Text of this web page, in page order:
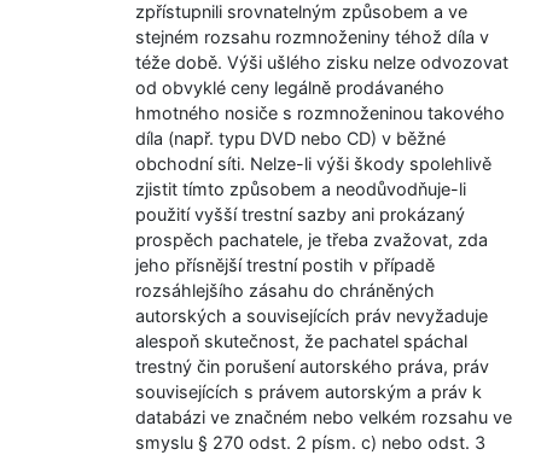
zpřístupnili srovnatelným způsobem a ve
stejném rozsahu rozmnoženiny téhož díla v
téže době. Výši ušlého zisku nelze odvozovat
od obvyklé ceny legálně prodávaného
hmotného nosiče s rozmnoženinou takového
díla (např. typu DVD nebo CD) v běžné
obchodní síti. Nelze-li výši škody spolehlivě
zjistit tímto způsobem a neodůvodňuje-li
použití vyšší trestní sazby ani prokázaný
prospěch pachatele, je třeba zvažovat, zda
jeho přísnější trestní postih v případě
rozsáhlejšího zásahu do chráněných
autorských a souvisejících práv nevyžaduje
alespoň skutečnost, že pachatel spáchal
trestný čin porušení autorského práva, práv
souvisejících s právem autorským a práv k
databázi ve značném nebo velkém rozsahu ve
smyslu § 270 odst. 2 písm. c) nebo odst. 3